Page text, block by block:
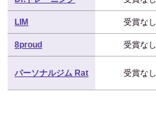
LIM 受賞なし
8proud 受賞なし
パーソナルジム Rat 受賞なし